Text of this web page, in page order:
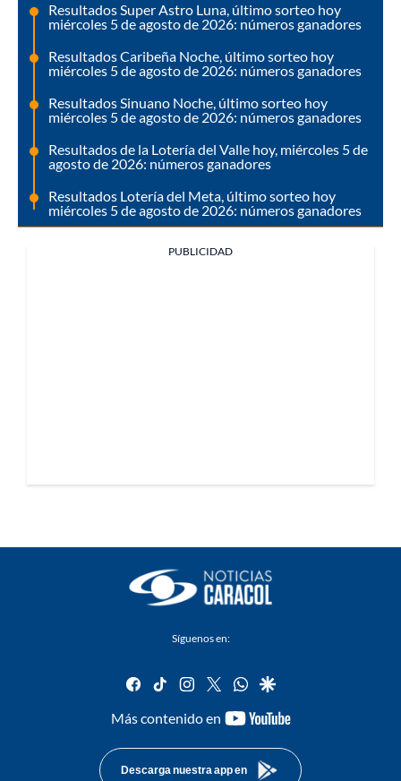
Resultados Super Astro Luna, último sorteo hoy
miércoles 5 de agosto de 2026: números ganadores
Resultados Caribeña Noche, último sorteo hoy
miércoles 5 de agosto de 2026: números ganadores
Resultados Sinuano Noche, último sorteo hoy
miércoles 5 de agosto de 2026: números ganadores
Resultados de la Lotería del Valle hoy, miércoles 5 de
agosto de 2026: números ganadores
Resultados Lotería del Meta, último sorteo hoy
miércoles 5 de agosto de 2026: números ganadores
PUBLICIDAD
Síguenos en:
facebook
tiktok instagram
twitterwhatsapp
google
Más contenido en
youtube-
Descarga nuestra app en